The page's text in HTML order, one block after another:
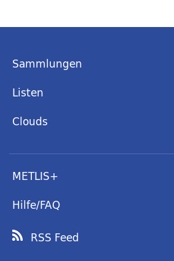
Sammlungen
Listen
Clouds
METLIS+
Hilfe/FAQ
RSS Feed